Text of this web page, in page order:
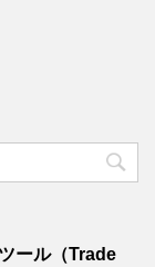
ール（Trade